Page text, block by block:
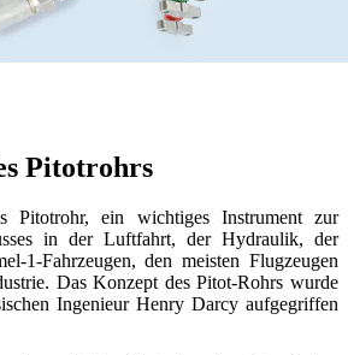
Pitotrohrs
Pitotrohr, ein wichtiges Instrument zur
in der Luftfahrt, der Hydraulik, der
1-Fahrzeugen, den meisten Flugzeugen
Das Konzept des Pitot-Rohrs wurde
Ingenieur Henry Darcy aufgegriffen